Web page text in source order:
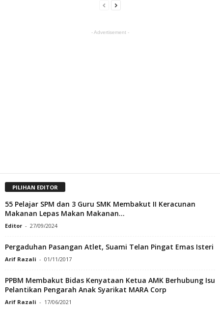
- Advertisement -
PILIHAN EDITOR
55 Pelajar SPM dan 3 Guru SMK Membakut II Keracunan
Makanan Lepas Makan Makanan...
Editor - 27/09/2024
Pergaduhan Pasangan Atlet, Suami Telan Pingat Emas Isteri
Arif Razali - 01/11/2017
PPBM Membakut Bidas Kenyataan Ketua AMK Berhubung Isu
Pelantikan Pengarah Anak Syarikat MARA Corp
Arif Razali - 17/06/2021